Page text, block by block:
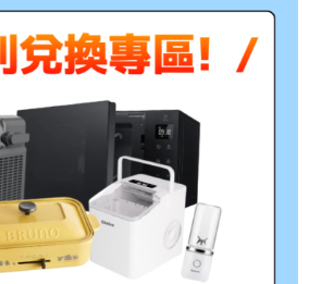
HP Color LaserJet
HP Color LaserJet
HP Color LaserJet
張 備註:所有的印量均是在